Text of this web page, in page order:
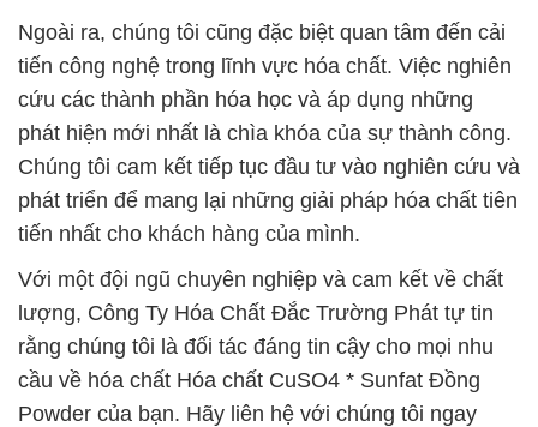
Ngoài ra, chúng tôi cũng đặc biệt quan tâm đến cải
tiến công nghệ trong lĩnh vực hóa chất. Việc nghiên
cứu các thành phần hóa học và áp dụng những
phát hiện mới nhất là chìa khóa của sự thành công.
Chúng tôi cam kết tiếp tục đầu tư vào nghiên cứu và
phát triển để mang lại những giải pháp hóa chất tiên
tiến nhất cho khách hàng của mình.
Với một đội ngũ chuyên nghiệp và cam kết về chất
lượng, Công Ty Hóa Chất Đắc Trường Phát tự tin
rằng chúng tôi là đối tác đáng tin cậy cho mọi nhu
cầu về hóa chất Hóa chất CuSO4 * Sunfat Đồng
Powder của bạn. Hãy liên hệ với chúng tôi ngay